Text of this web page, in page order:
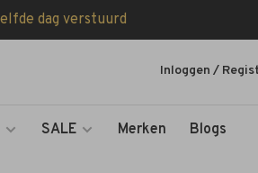
dag verstuurd
SALE Merken Blogs
Inloggen /